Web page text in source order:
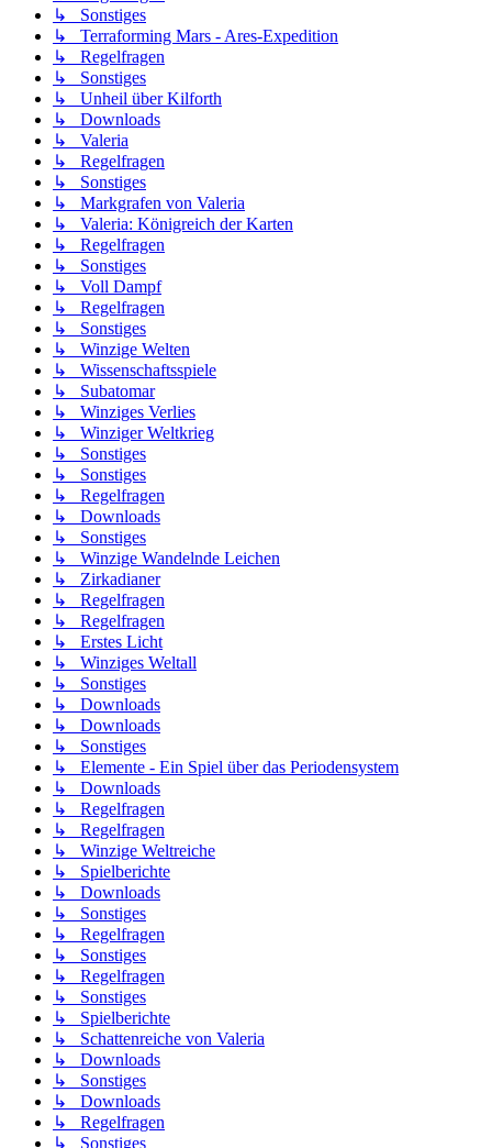
↳ Sonstiges
↳ Terraforming Mars - Ares-Expedition
↳ Regelfragen
↳ Sonstiges
↳ Unheil über Kilforth
↳ Downloads
↳ Valeria
↳ Regelfragen
↳ Sonstiges
↳ Markgrafen von Valeria
↳ Valeria: Königreich der Karten
↳ Regelfragen
↳ Sonstiges
↳ Voll Dampf
↳ Regelfragen
↳ Sonstiges
↳ Winzige Welten
↳ Wissenschaftsspiele
↳ Subatomar
↳ Winziges Verlies
↳ Winziger Weltkrieg
↳ Sonstiges
↳ Sonstiges
↳ Regelfragen
↳ Downloads
↳ Sonstiges
↳ Winzige Wandelnde Leichen
↳ Zirkadianer
↳ Regelfragen
↳ Regelfragen
↳ Erstes Licht
↳ Winziges Weltall
↳ Sonstiges
↳ Downloads
↳ Downloads
↳ Sonstiges
↳ Elemente - Ein Spiel über das Periodensystem
↳ Downloads
↳ Regelfragen
↳ Regelfragen
↳ Winzige Weltreiche
↳ Spielberichte
↳ Downloads
↳ Sonstiges
↳ Regelfragen
↳ Sonstiges
↳ Regelfragen
↳ Sonstiges
↳ Spielberichte
↳ Schattenreiche von Valeria
↳ Downloads
↳ Sonstiges
↳ Downloads
↳ Regelfragen
↳ Sonstiges